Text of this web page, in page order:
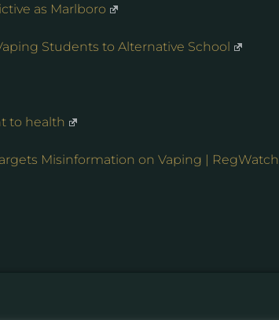
as Marlboro
Students to Alternative School
to health
Misinformation on Vaping | RegWatch